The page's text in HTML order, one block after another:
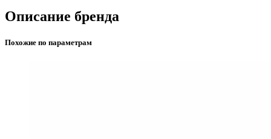
Описание бренда
Похожие по параметрам